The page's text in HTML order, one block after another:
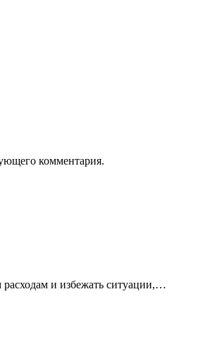
комментария.
и избежать ситуации,…